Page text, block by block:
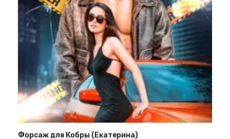
Форсаж для Кобры (Екатерина)